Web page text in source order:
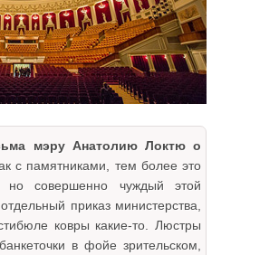
мэру Анатолию Локтю о
с памятниками, тем более это
но совершенно чуждый этой
приказ министерства,
ковры какие-то. Люстры
в фойе зрительском,